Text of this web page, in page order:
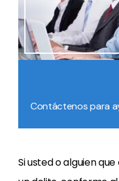
Contáctenos para
Si usted o alguien